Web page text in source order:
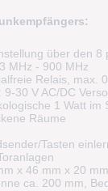
über den 8
MHz - 900 MHz
Relais, max.
30 V AC/DC
1 Watt im
Räume
Tasten
x 46 mm x 20 mm
ca. 200 mm,